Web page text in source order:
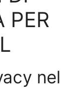
PER
nel